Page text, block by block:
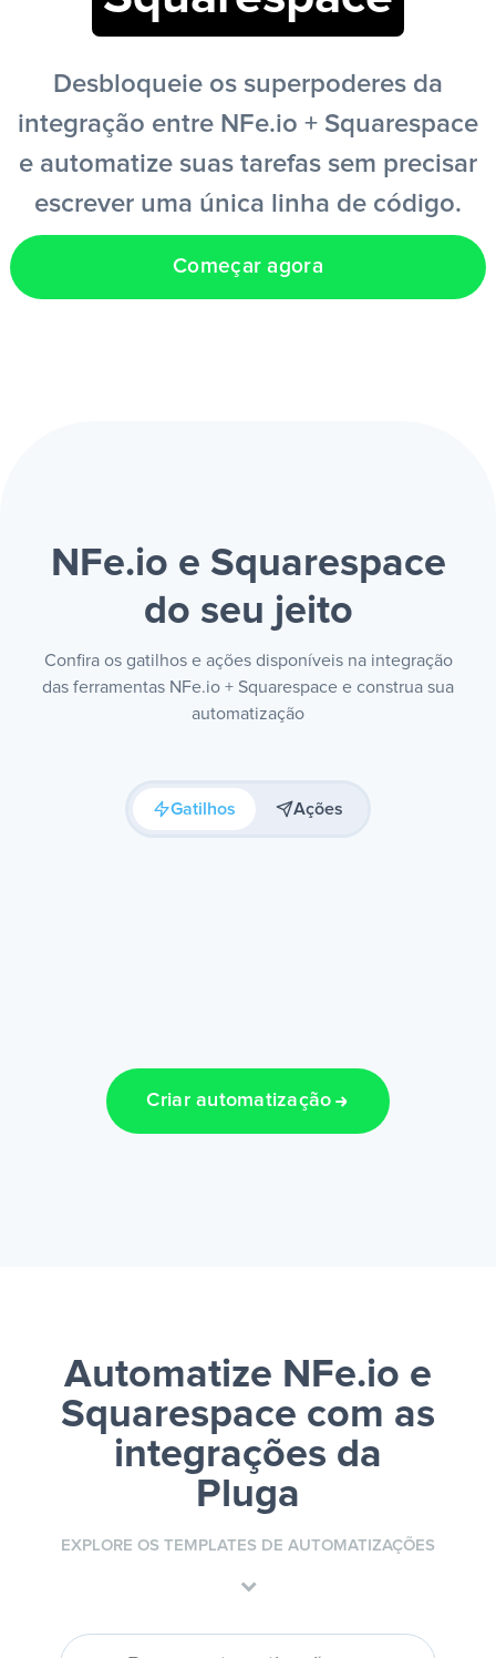
Desbloqueie os superpoderes da
integração entre NFe.io + Squarespace
e automatize suas tarefas sem precisar
escrever uma única linha de código.
Começar agora
NFe.io e Squarespace
do seu jeito
Confira os gatilhos e ações disponíveis na integração
das ferramentas NFe.io + Squarespace e construa sua
automatização
Gatilhos Ações
Criar automatização
Automatize NFe.io e
Squarespace com as
integrações da
Pluga
EXPLORE OS TEMPLATES DE AUTOMATIZAÇÕES